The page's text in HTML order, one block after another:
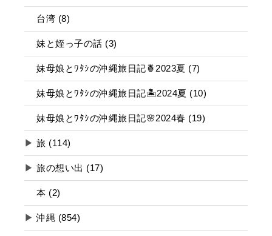
台湾 (8)
妹と姪っ子の話 (3)
妹母娘とﾜﾀｼの沖縄旅日記🍍2023夏 (7)
妹母娘とﾜﾀｼの沖縄旅日記🏝2024夏 (10)
妹母娘とﾜﾀｼの沖縄旅日記🌸2024春 (19)
▶ 旅 (114)
▶ 旅の想い出 (17)
本 (2)
▶ 沖縄 (854)